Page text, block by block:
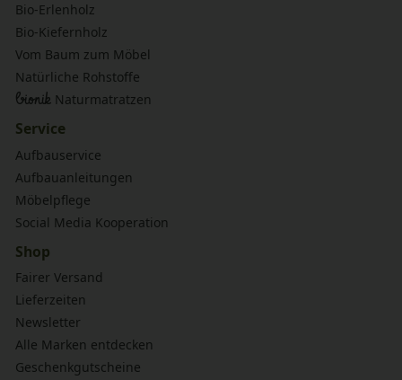
Bio-Erlenholz
Bio-Kiefernholz
Vom Baum zum Möbel
Natürliche Rohstoffe
bionik Naturmatratzen
Service
Aufbauservice
Aufbauanleitungen
Möbelpflege
Social Media Kooperation
Shop
Fairer Versand
Lieferzeiten
Newsletter
Alle Marken entdecken
Geschenkgutscheine